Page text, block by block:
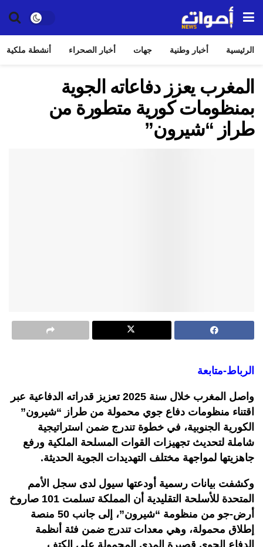
الرئيسية أخبار وطنية جهات أخبار الصحراء أنشطة ملكية
المغرب يعزز دفاعاته الجوية
بمنظومات كورية متطورة من
طراز “شيرون”
الرباط-متابعة
واصل المغرب خلال سنة 2025 تعزيز قدراته الدفاعية عبر
اقتناء منظومات دفاع جوي محمولة من طراز “شيرون”
الكورية الجنوبية، في خطوة تندرج ضمن استراتيجية
شاملة لتحديث تجهيزات القوات المسلحة الملكية ورفع
جاهزيتها لمواجهة مختلف التهديدات الجوية الحديثة.
وكشفت بيانات رسمية أودعتها سيول لدى سجل الأمم
المتحدة للأسلحة التقليدية أن المملكة تسلمت 101 صاروخ
أرض-جو من منظومة “شيرون”، إلى جانب 50 منصة
إطلاق محمولة، وهي معدات تندرج ضمن فئة أنظمة